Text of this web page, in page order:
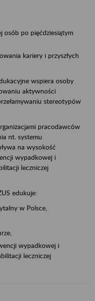
osób po pięćdziesiątym
kariery i przyszłych
wspiera osoby
aktywności
stereotypów
pracodawców
nt. systemu
na wysokość
wypadkowej i
leczniczej
edukuje:
w Polsce,
wypadkowej i
leczniczej